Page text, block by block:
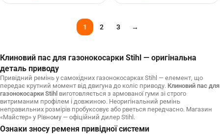
1 2 3 →
Клиновий пас для газонокосарки Stihl — оригінальна
деталь приводу
Привідний ремінь у самохідних газонокосарках Stihl — елемент, що
передає крутний момент від двигуна до коліс приводу. Клиновий пас для
газонокосарки Stihl виготовляється з армованої гуми зі строго
витриманим профілем і довжиною. Неоригінальний ремінь
неправильних розмірів пробуксовує або рветься передчасно. Магазин
«Майстер» у Рівному — офіційний дилер Stihl.
Ознаки зносу ременя привідної системи